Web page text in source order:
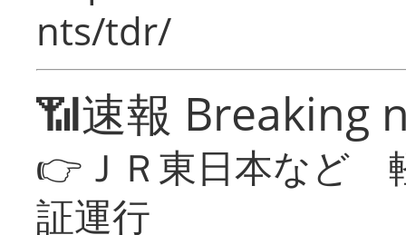
nts/tdr/
📶速報 Breaking
👉ＪＲ東日本など
証運行